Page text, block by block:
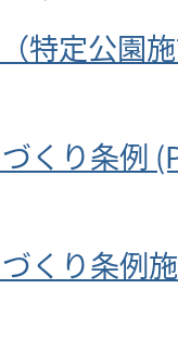
特定公園
くり条例
くり条例